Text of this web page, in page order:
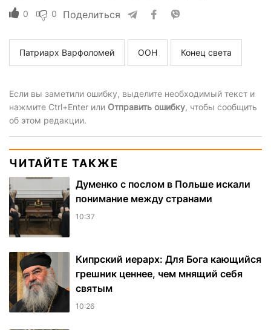
0 0 Поделиться
Патриарх Варфоломей ООН Конец света
Если вы заметили ошибку, выделите необходимый текст и
нажмите Ctrl+Enter или Отправить ошибку, чтобы сообщить
об этом редакции.
ЧИТАЙТЕ ТАКЖЕ
Думенко с послом в Польше искали
понимание между странами
10:37
Кипрский иерарх: Для Бога кающийся
грешник ценнее, чем мнящий себя
святым
10:26